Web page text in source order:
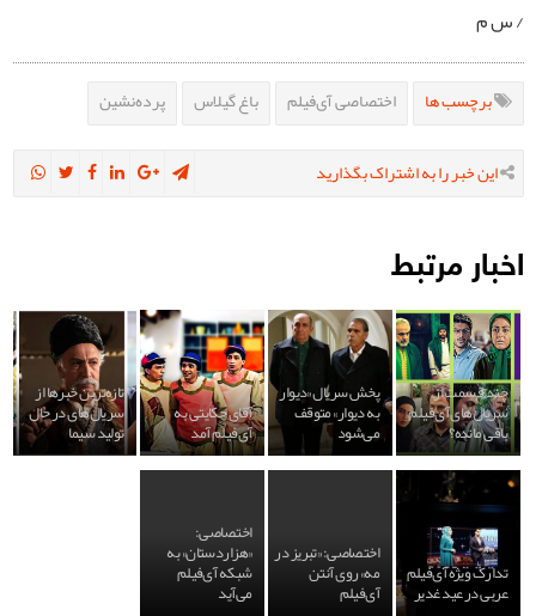
/ س م
برچسب ها اختصاصی آی‌فیلم باغ گیلاس پرده‌نشین
این خبر را به اشتراک بگذارید
اخبار مرتبط
چند قسمت از
سریا‌ل‌های آی‌فیلم
باقی مانده؟
پخش سریال «دیوار
به دیوار» متوقف
می‌شود
آقای حکایتی به
آی‌فیلم آمد
تازه‌ترین خبرها از
سریال‌های در حال
تولید سیما
تدارک ویژه آی‌فیلم
عربی در عید غدیر
اختصاصی: «تبریز در
مه» روی آنتن
آی‌فیلم
اختصاصی:
«هزاردستان» به
شبکه آی‌فیلم
می‌آید